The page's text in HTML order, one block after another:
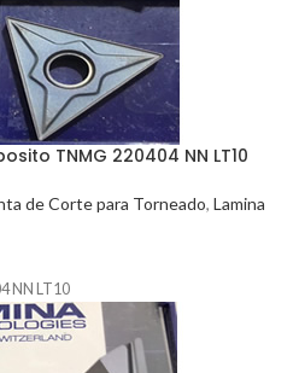
TNMG 220404 NN LT10
de Corte para Torneado, Lamina
NN LT10